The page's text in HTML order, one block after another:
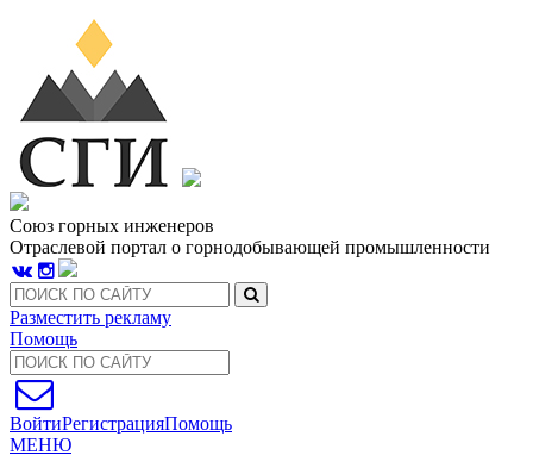
Союз горных инженеров
Отраслевой портал о горнодобывающей промышленности
Разместить рекламу
Помощь
ВойтиРегистрацияПомощь
МЕНЮ